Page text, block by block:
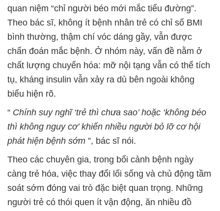
quan niệm “chỉ người béo mới mắc tiểu đường”.
Theo bác sĩ, không ít bệnh nhân trẻ có chỉ số BMI
bình thường, thậm chí vóc dáng gầy, vẫn được
chẩn đoán mắc bệnh. Ở nhóm này, vấn đề nằm ở
chất lượng chuyển hóa: mỡ nội tạng vẫn có thể tích
tụ, kháng insulin vẫn xảy ra dù bên ngoài không
biểu hiện rõ.
“ Chính suy nghĩ ‘trẻ thì chưa sao’ hoặc ‘không béo
thì không nguy cơ’ khiến nhiều người bỏ lỡ cơ hội
phát hiện bệnh sớm ”, bác sĩ nói.
Theo các chuyên gia, trong bối cảnh bệnh ngày
càng trẻ hóa, việc thay đổi lối sống và chủ động tầm
soát sớm đóng vai trò đặc biệt quan trọng. Những
người trẻ có thói quen ít vận động, ăn nhiều đồ